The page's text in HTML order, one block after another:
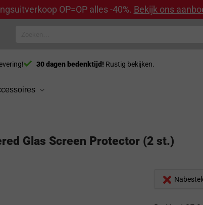
OP=OP alles -40%. Bekijk ons
30 dagen bedenktijd! Rustig bekijken.
Glas Screen Protector (2 st.)